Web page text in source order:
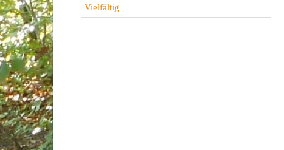
Vielfältig